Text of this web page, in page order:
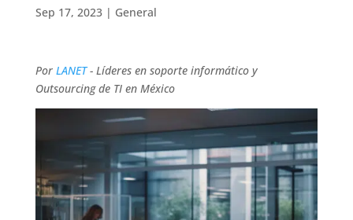
Sep 17, 2023| General
Por LANET- Líderes en soporte informático y
Outsourcing de TI en México